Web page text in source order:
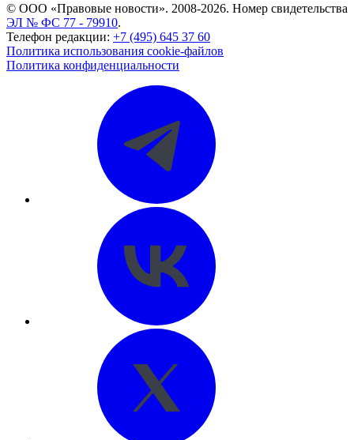
© ООО «Правовые новости». 2008-2026. Номер свидетельства
ЭЛ № ФС 77 - 79910.
Телефон редакции: +7 (495) 645 37 60
Политика использования cookie-файлов
Политика конфиденциальности